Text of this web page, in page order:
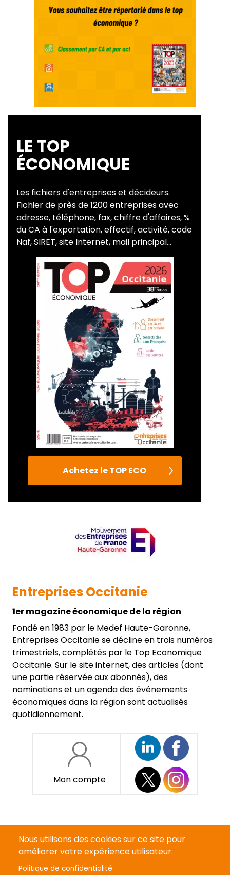
Nous utilisons des cookies sur ce site pour
améliorer votre expérience utilisateur.
Politique de confidentialité
LE TOP
ÉCONOMIQUE
Les fichiers d'entreprises et décideurs.
Fichier de près de 1200 entreprises avec
adresse, téléphone, fax, chiffre d'affaires, %
du CA à l'exportation, effectif, activité, code
Naf, SIRET, site Internet, mail principal...
Achetez le TOP ECO
Entreprises Occitanie
1er magazine économique de la région
Fondé en 1983 par le Medef Haute-Garonne,
Entreprises Occitanie se décline en trois numéros
trimestriels, complétés par le Top Economique
Occitanie. Sur le site internet, des articles (dont
une partie réservée aux abonnés), des
nominations et un agenda des événements
économiques dans la région sont actualisés
quotidiennement.
Mon compte
Pied
page
Devenir annonceur
Mentions légales